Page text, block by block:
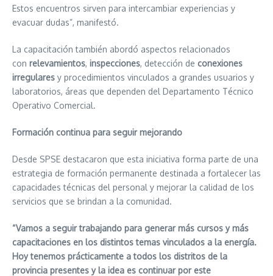
Estos encuentros sirven para intercambiar experiencias y
evacuar dudas”, manifestó.
La capacitación también abordó aspectos relacionados
con relevamientos, inspecciones, detección de conexiones
irregulares y procedimientos vinculados a grandes usuarios y
laboratorios, áreas que dependen del Departamento Técnico
Operativo Comercial.
Formación continua para seguir mejorando
Desde SPSE destacaron que esta iniciativa forma parte de una
estrategia de formación permanente destinada a fortalecer las
capacidades técnicas del personal y mejorar la calidad de los
servicios que se brindan a la comunidad.
“Vamos a seguir trabajando para generar más cursos y más
capacitaciones en los distintos temas vinculados a la energía.
Hoy tenemos prácticamente a todos los distritos de la
provincia presentes y la idea es continuar por este